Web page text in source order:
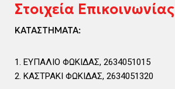
Στοιχεία Επικοινωνίας
ΚΑΤΑΣΤΗΜΑΤΑ:
ΕΥΠΑΛΙΟ ΦΩΚΙΔΑΣ, 2634051015
ΚΑΣΤΡΑΚΙ ΦΩΚΙΔΑΣ, 2634051320